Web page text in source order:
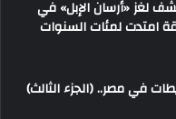
لغز «أرسان الإبل» في
امتدت لمئات السنوات
في مصر.. (الجزء الثالث)